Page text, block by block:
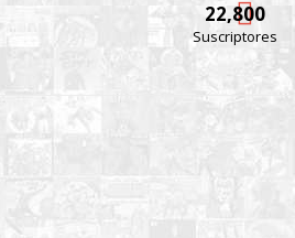
22,800
Suscriptores